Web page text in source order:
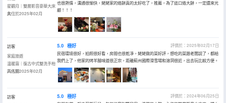
星觀月｜雙層影音豪華大床
房
入住於2025年02月
也很熱情，溝通很愉快，姥姥家的烙餅真的太好吃了，推薦，為了這口烙大餅，一定還來光
顧！！！
訪客
家庭旅遊
温暖窩｜復古中式雙洗手枱
四人間
入住於2025年02月
5.0 極好
評價於：2025年02月17日
民宿環境很好，拍照很好看，房間也很乾凈，姥姥做的菜好評，想吃的菜跟老闆説了，都給
我們上了，他家的烤羊腿味道很正宗，距離薊州國際滑雪場和溶洞很近，出去玩比較方便。
訪客
5.0 極好
評價於：2024年06月25日